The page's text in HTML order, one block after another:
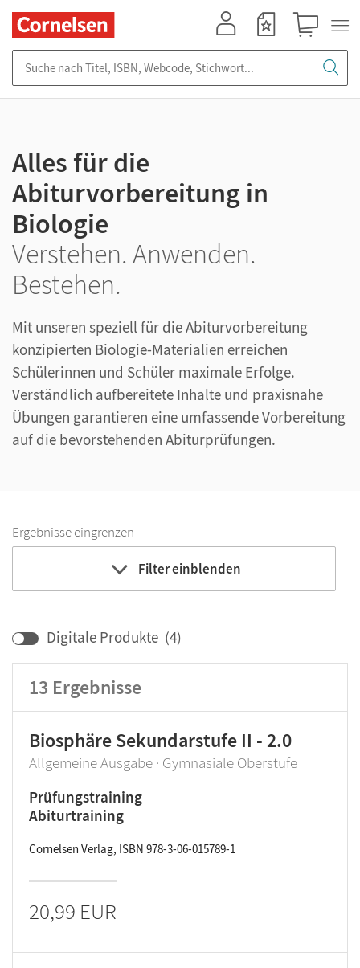
Alles für die
Abiturvorbereitung in
Biologie
Verstehen. Anwenden.
Bestehen.
Mit unseren speziell für die Abiturvorbereitung
konzipierten Biologie-Materialien erreichen
Schülerinnen und Schüler maximale Erfolge.
Verständlich aufbereitete Inhalte und praxisnahe
Übungen garantieren eine umfassende Vorbereitung
auf die bevorstehenden Abiturprüfungen.
Ergebnisse eingrenzen
Filter einblenden
Digitale Produkte (4)
13 Ergebnisse
Biosphäre Sekundarstufe II - 2.0
Allgemeine Ausgabe · Gymnasiale Oberstufe
Prüfungstraining
Abiturtraining
Cornelsen Verlag, ISBN 978-3-06-015789-1
20,99 EUR